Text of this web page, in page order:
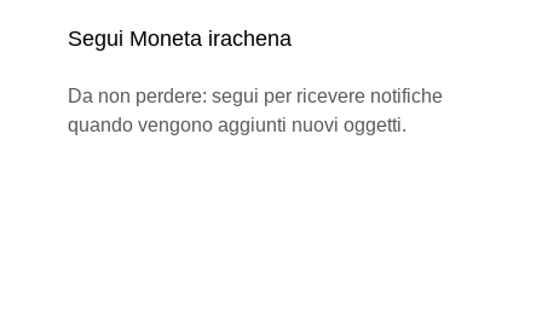
Segui Moneta irachena
Da non perdere: segui per ricevere notifiche
quando vengono aggiunti nuovi oggetti.